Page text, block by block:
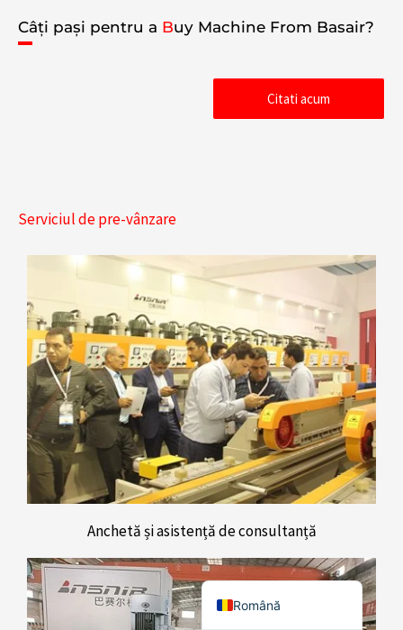
Câți pași pentru a Buy Machine From Basair?
Citati acum
Serviciul de pre-vânzare
Anchetă și asistență de consultanță
Română
English
Bahasa Indonesia
Português do Brasil
Español
Русский
Italiano
Polski
Українська
简体中文